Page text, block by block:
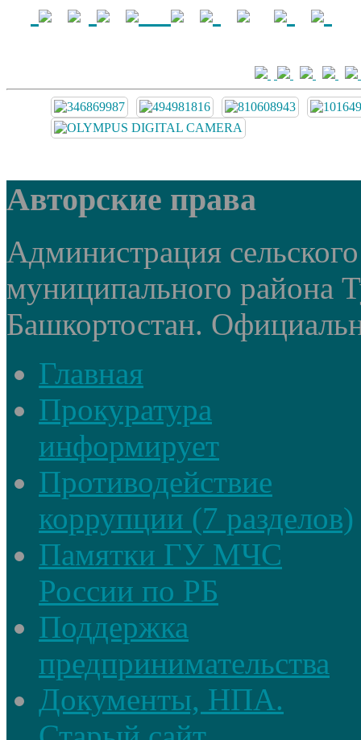
Авторские права
Администрация
муниципального района
Башкортостан.
Главная
Прокуратура
информирует
Противодействие
коррупции (7 разделов)
Памятки ГУ МЧС
России по РБ
Поддержка
предпринимательства
Документы, НПА.